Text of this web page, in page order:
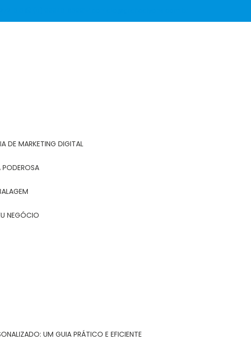
DE MARKETING DIGITAL
PODEROSA
NEGÓCIO
UM GUIA PRÁTICO E EFICIENTE